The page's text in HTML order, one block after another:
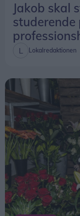
Jakob skal
Lokalredaktionen